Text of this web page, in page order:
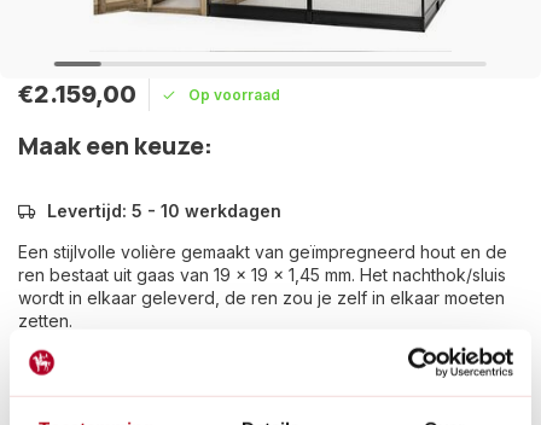
€2.159,00 Op voorraad
Maak een keuze:
Levertijd: 5 - 10 werkdagen
Een stijlvolle volière gemaakt van geïmpregneerd hout en de
ren bestaat uit gaas van 19 x 19 x 1,45 mm. Het nachthok/sluis
wordt in elkaar geleverd, de ren zou je zelf in elkaar moeten
zetten.
Betaal achteraf met Riverty.